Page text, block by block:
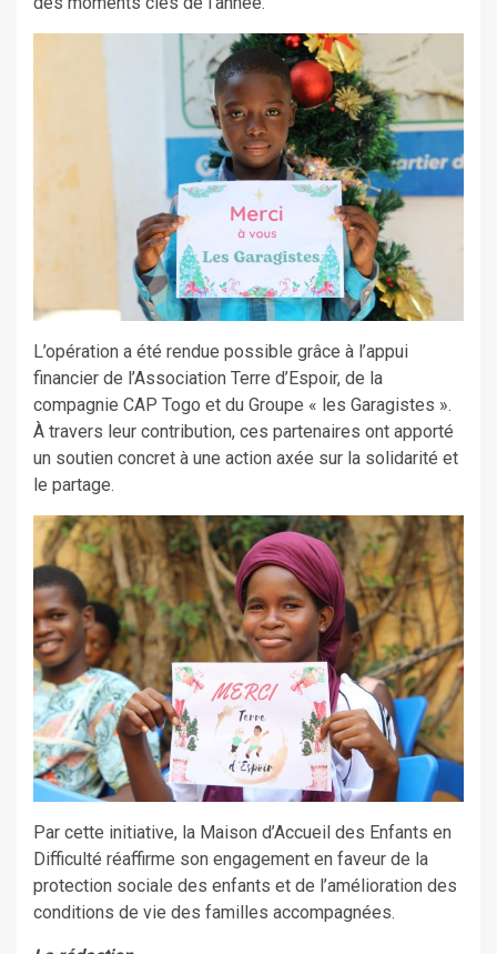
L’opération a été rendue possible grâce à l’appui
financier de l’Association Terre d’Espoir, de la
compagnie CAP Togo et du Groupe « les Garagistes ».
À travers leur contribution, ces partenaires ont apporté
un soutien concret à une action axée sur la solidarité et
le partage.
Par cette initiative, la Maison d’Accueil des Enfants en
Difficulté réaffirme son engagement en faveur de la
protection sociale des enfants et de l’amélioration des
conditions de vie des familles accompagnées.